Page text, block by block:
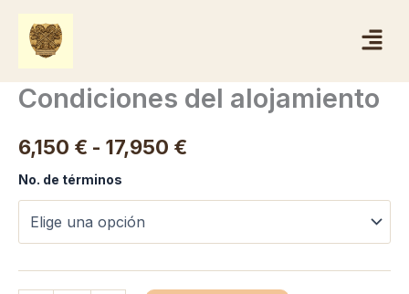
contenido
Menú
Condiciones del alojamiento
6,150 € - 17,950 €
desde
6,150 €
No. de términos